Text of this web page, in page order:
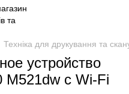
Техніка для друкування та
устройство
M521dw c Wi-Fi